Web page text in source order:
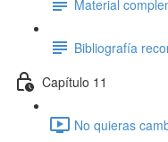
Material
Bibliografía
Capítulo 11
No quieras